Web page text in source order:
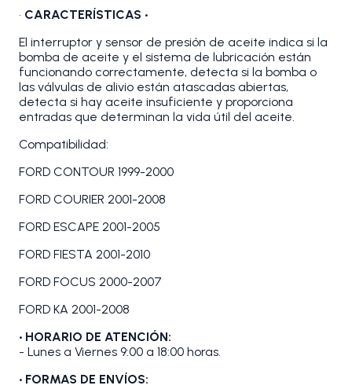
• CARACTERÍSTICAS •
El interruptor y sensor de presión de aceite indica si la
bomba de aceite y el sistema de lubricación están
funcionando correctamente, detecta si la bomba o
las válvulas de alivio están atascadas abiertas,
detecta si hay aceite insuficiente y proporciona
entradas que determinan la vida útil del aceite.
Compatibilidad:
FORD CONTOUR 1999-2000
FORD COURIER 2001-2008
FORD ESCAPE 2001-2005
FORD FIESTA 2001-2010
FORD FOCUS 2000-2007
FORD KA 2001-2008
• HORARIO DE ATENCIÓN:
- Lunes a Viernes 9:00 a 18:00 horas.
• FORMAS DE ENVÍOS: